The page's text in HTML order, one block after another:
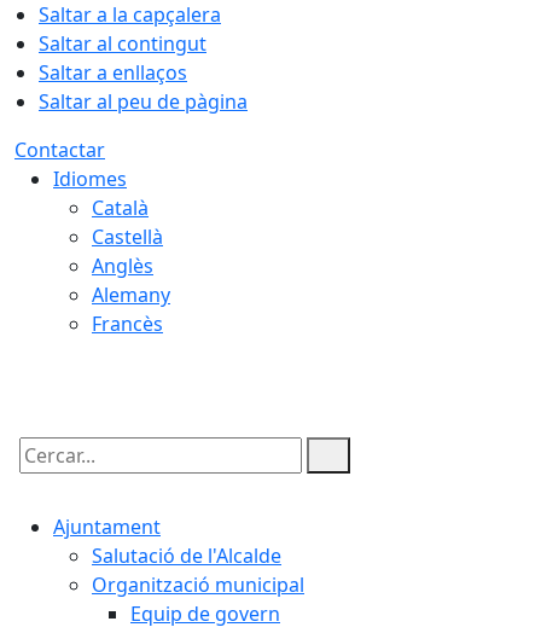
Saltar a la capçalera
Saltar al contingut
Saltar a enllaços
Saltar al peu de pàgina
Contactar
Idiomes
Català
Castellà
Anglès
Alemany
Francès
Cercar:
Ajuntament
Salutació de l'Alcalde
Organització municipal
Equip de govern